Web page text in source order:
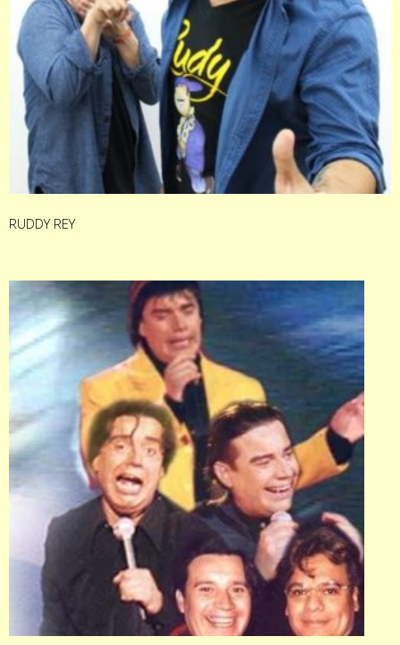
RUDDY REY